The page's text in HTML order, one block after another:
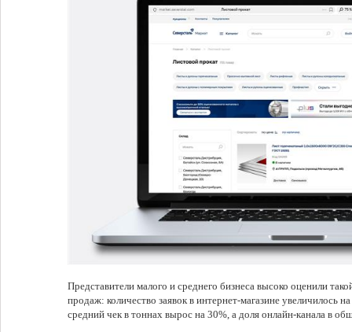
Представители малого и среднего бизнеса высоко оценили
продаж: количество заявок в интернет-магазине увеличилось
средний чек в тоннах вырос на 30%, а доля онлайн-канала в